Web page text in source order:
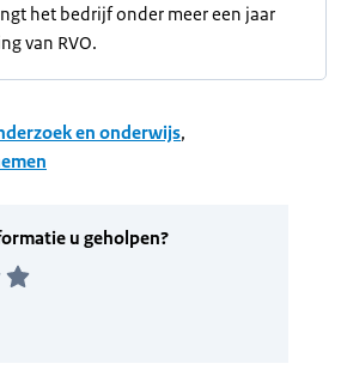
het bedrijf onder meer een jaar
van RVO.
en onderwijs,